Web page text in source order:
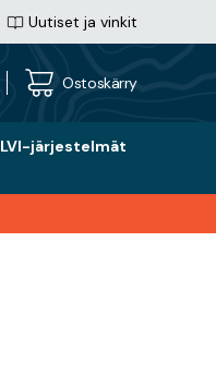
Uutiset ja vinkit
Ostoskärry
LVI-järjestelmät